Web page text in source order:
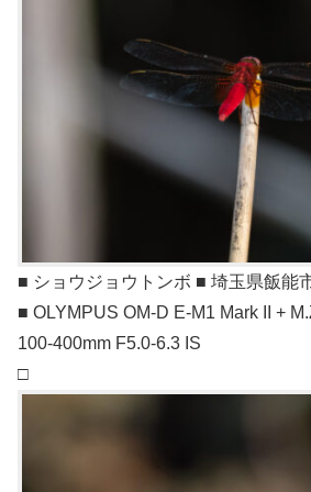
■ ショウジョウトンボ ■ 埼玉県飯能
■ OLYMPUS OM-D E-M1 Mark II +
100-400mm F5.0-6.3 IS
□